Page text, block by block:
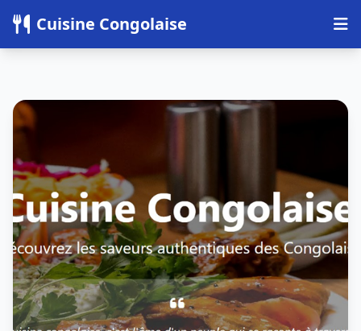
Cuisine Congolaise